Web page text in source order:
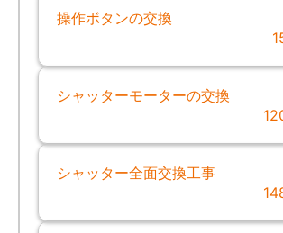
操作ボタンの交換
シャッターモーターの交換
シャッター全面交換工事